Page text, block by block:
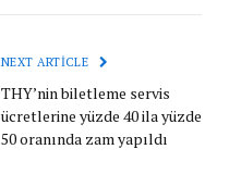
NEXT ARTICLE
THY’nin biletleme servis
ücretlerine yüzde 40 ila yüzde
50 oranında zam yapıldı